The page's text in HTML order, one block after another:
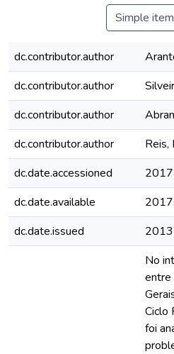
Simple
dc.contributor.author
dc.contributor.author
dc.contributor.author
dc.contributor.author
Reis,
dc.date.accessioned
dc.date.available
dc.date.issued
No
entre
Ciclo
foi